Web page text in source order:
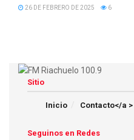
26 DE FEBRERO DE 2025 6
Sitio
Inicio Contacto</a >
Seguinos en Redes